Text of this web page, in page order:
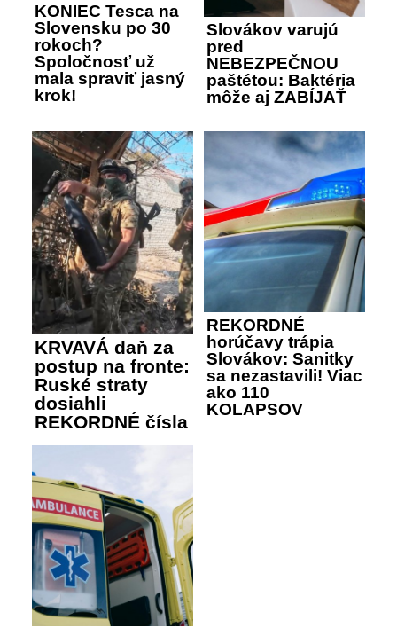
KONIEC Tesca na
Slovensku po 30
rokoch?
Spoločnosť už
mala spraviť jasný
krok!
Slovákov varujú
pred
NEBEZPEČNOU
paštétou: Baktéria
môže aj ZABÍJAŤ
KRVAVÁ daň za
postup na fronte:
Ruské straty
dosiahli
REKORDNÉ čísla
REKORDNÉ
horúčavy trápia
Slovákov: Sanitky
sa nezastavili! Viac
ako 110
KOLAPSOV